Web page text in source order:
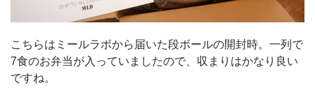
こちらはミールラボから届いた段ボールの開封時。一列で
7食のお弁当が入っていましたので、収まりはかなり良い
ですね。